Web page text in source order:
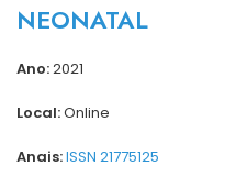
NEONATAL
Ano:2021
Local:Online
Anais:ISSN 21775125